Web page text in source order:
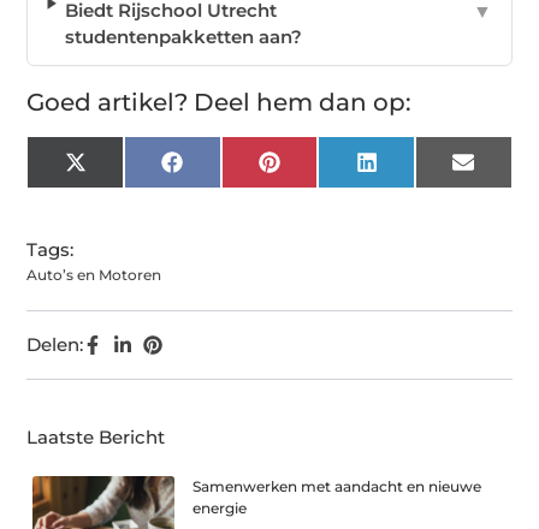
Biedt Rijschool Utrecht
studentenpakketten aan?
▼
Goed artikel? Deel hem dan op:
X
(Twitter)
FacebookPinterest LinkedIn Email
Tags:
Auto’s en Motoren
Delen:
Laatste Bericht
Samenwerken met aandacht en nieuwe
energie